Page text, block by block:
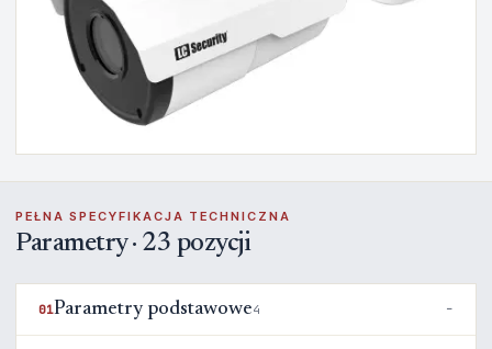
PEŁNA SPECYFIKACJA TECHNICZNA
Parametry · 23 pozycji
01Parametry podstawowe4